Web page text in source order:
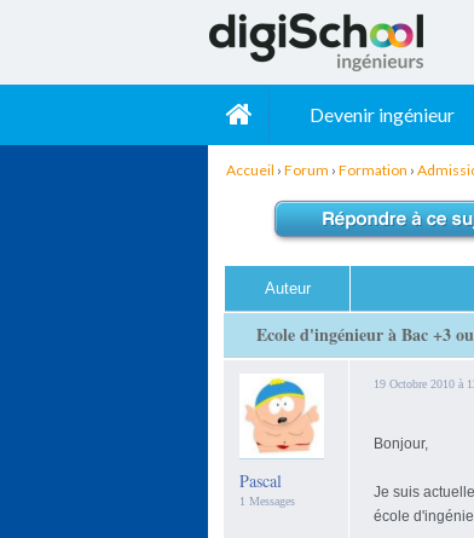
Devenir ingénieur
Accueil ›Forum ›Formation ›
Auteur
Ecole d'ingénieur à Bac +3
Pascal
1 Messages
19 Octobre 2010 à
Bonjour,
Je suis
école